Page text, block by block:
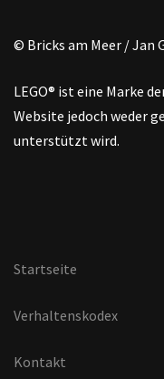
© Bricks am Meer / Jan
LEGO® ist eine Marke
Website jedoch weder
unterstützt wird.
Startseite
Verhaltenskodex
Kontakt